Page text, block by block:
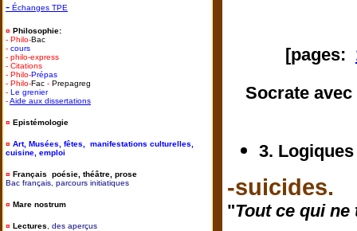
- Échanges TPE
¤ Philosophie:
- Philo-Bac
- cours
- philo-express
- Citations
- Philo-Prépas
- Philo-Fac - Prepagreg
- Le grenier
-Aide aux dissertations
¤ Epistémologie
¤ Art, Musées, fêtes, manifestations culturelles,
cuisine, emploi
¤ Français poésie, théâtre, prose
Bac français, parcours initiatiques
¤ Mare nostrum
¤ Lectures , des aperçus
[pages:
Socrate
3.
-suicides.
"Tout ce qui